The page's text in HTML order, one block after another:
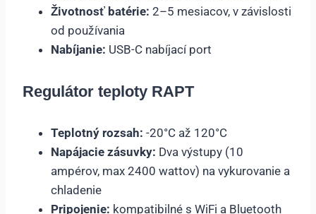
Životnosť batérie: 2–5 mesiacov, v závislosti
od používania
Nabíjanie: USB-C nabíjací port
Regulátor teploty RAPT
Teplotný rozsah: -20°C až 120°C
Napájacie zásuvky: Dva výstupy (10
ampérov, max 2400 wattov) na vykurovanie a
chladenie
Pripojenie: kompatibilné s WiFi a Bluetooth